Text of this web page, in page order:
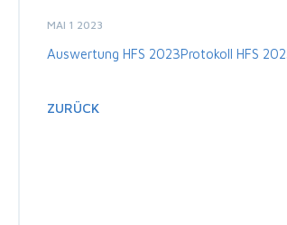
MAI 1 2023
Auswertung HFS 2023Protokoll HFS
ZURÜCK